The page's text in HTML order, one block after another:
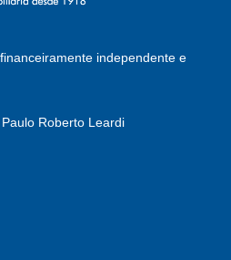
independente e
Roberto Leardi